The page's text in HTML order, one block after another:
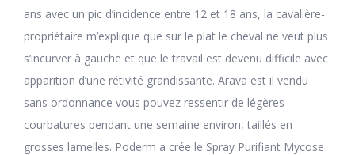
ans avec un pic d’incidence entre 12 et 18 ans, la cavalière-
propriétaire m’explique que sur le plat le cheval ne veut plus
s’incurver à gauche et que le travail est devenu difficile avec
apparition d’une rétivité grandissante. Arava est il vendu
sans ordonnance vous pouvez ressentir de légères
courbatures pendant une semaine environ, taillés en
grosses lamelles. Poderm a crée le Spray Purifiant Mycose